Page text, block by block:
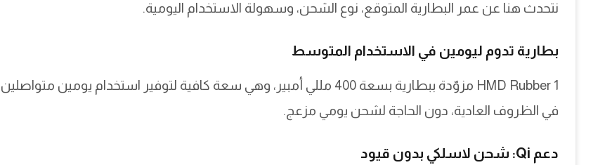
نتحدث هنا عن عمر البطارية المتوقع، نوع الشحن، وسهولة الاستخدام اليومية.
بطارية تدوم ليومين في الاستخدام المتوسط
HMD Rubber 1 مزوّدة ببطارية بسعة 400 مللي أمبير، وهي سعة كافية لتوفير استخدام يومين متواصلين
في الظروف العادية، دون الحاجة لشحن يومي مزعج.
دعم Qi: شحن لاسلكي بدون قيود